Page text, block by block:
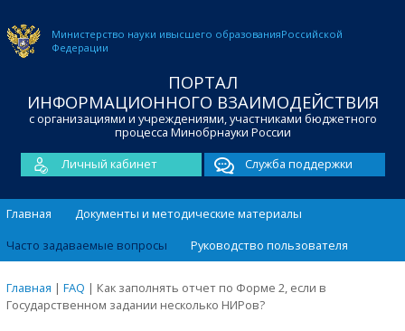
Министерство науки ивысшего образованияРоссийской
Федерации
ПОРТАЛ
ИНФОРМАЦИОННОГО ВЗАИМОДЕЙСТВИЯ
с организациями и учреждениями, участниками бюджетного
процесса Минобрнауки России
Личный кабинет
Служба поддержки
Главная
Документы и методические материалы
Часто задаваемые вопросы
Руководство пользователя
Главная | FAQ | Как заполнять отчет по Форме 2, если в
Государственном задании несколько НИРов?